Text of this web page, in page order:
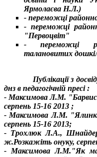
Ярмолаєва Н.Л.)
- переможці
- переможці
"Первоцвіт"
- переможці
талановитих
Публікації з досвіду
днз в педагогічній пресі :
- Максимова Л.М.
серпень 15-16 2013 ;
- Максимова Л.М.
серпень 15-16 2013;
- Трохлюк Л.А.,
ж.Розкажіть онуку,
- Максимова Л.М."Як